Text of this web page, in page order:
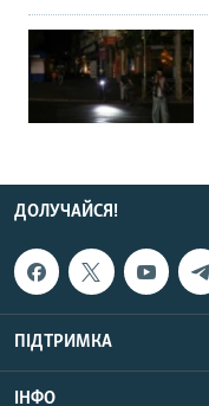
ДОЛУЧАЙСЯ!
ПІДТРИМКА
ІНФО